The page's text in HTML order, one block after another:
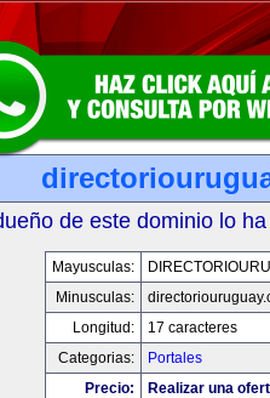
de este dominio lo
Mayusculas:
Minusculas:
Longitud:
17 caracteres
Categorias:
Portales
Precio:
Realizar una